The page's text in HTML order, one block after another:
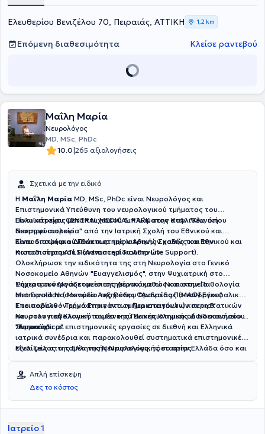
Ελευθερίου Βενιζέλου 70, Πειραιάς, ΑΤΤΙΚΗ 1,2 km
Επόμενη διαθεσιμότητα Κλείσε ραντεβού
Μαΐλη Μαρία
Νευρολόγος
MD, MSc, PhDc
10.0|265 αξιολογήσεις
Σχετικά με την ειδικό
Η Μαΐλη Μαρία MD, MSc, PhDc είναι Νευρολόγος και
Επιστημονικά Υπεύθυνη του νευρολογικού τμήματος του
Πολυϊατρείου CENTRAL MEDICAL PARK στην Καλλιθέα, όπου
διατηρεί ιατρείο.
Είναι κάτοχος μεταπτυχιακού διπλώματος στην "Κλινική
Νευροφυσιολογία" από την Ιατρική Σχολή του Εθνικού και
Καποδιστριακού Πανεπιστημίου Αθηνών καθώς και την
πιστοποίηση ATLS (Advanced Trauma Life Support).
Είναι υποψήφια Διδάκτωρ της Ιατρικής Σχολής του Εθνικού και
Καποδιστριακού Πανεπιστημίου Αθηνών.
Ολοκλήρωσε την ειδικότητα της στη Νευρολογία στο Γενικό
Νοσοκομείο Αθηνών "Ευαγγελισμός", στην Ψυχιατρική στο
Ψυχιατρικό Νοσοκομείο της Λέρου, καθώς και στην Παθολογία
στο Γενικό Νοσοκομείο της Ρόδου "Ανδρέας Παπανδρέου".
Σήμερα συνεργάζεται επιστημονικά με το Νοσοκομείο
Metropolitan ( Μονάδα Αυξημένης Φροντίδας (ΜΑΦ) Εγκεφαλικών
Επεισοδίων - Τμήμα Επειγόντων Περιστατικών) και τη Β'
Νευρολογική Κλινική του Γενικού Πανεπιστημιακού Νοσοκομείου
"Αττικόν".
Στο παρελθόν εργάστηκε στο τμήμα επειγόντων περιστατικών
και στον παθολογικό τομέα της Γενικής Κλινικής Δωδεκανήσου
"Euromedica".
Συμμετέχει με επιστημονικές εργασίες σε διεθνή και Ελληνικά
ιατρικά συνέδρια και παρακολουθεί συστηματικά επιστημονικές
εξελίξεις στο τομέα της Νευρολογίας, τόσο στην Ελλάδα όσο και
Είναι μέλος της Ελληνικής Νευρολογικής εταιρίας.
Απλή επίσκεψη
Δες το κόστος
Ιατρείο 1